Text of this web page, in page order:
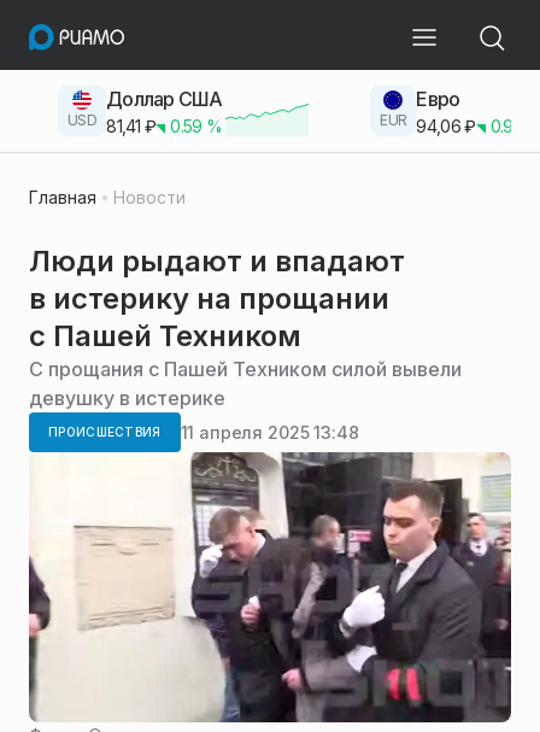
USD
Доллар США
81,41 ₽ 0.59 % EUR
Евро
94,06₽ 0.93
Главная Новости
Люди рыдают и впадают
в истерику на прощании
с Пашей Техником
С прощания с Пашей Техником силой вывели
девушку в истерике
ПРОИСШЕСТВИЯ 11 апреля 2025 13:48